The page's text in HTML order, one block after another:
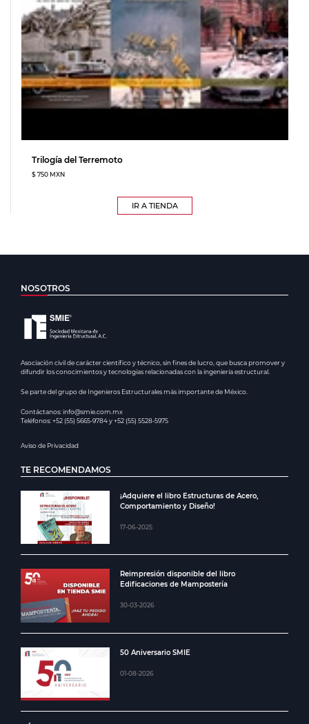
Trilogía del Terremoto
$ 750 MXN
IR A TIENDA
NOSOTROS
Asociación civil de carácter científico y técnico, sin fines de lucro, que busca promover y
difundir los conocimientos y tecnologías relacionadas con la ingeniería estructural.
Se parte del grupo de Ingenieros Estructurales más importante de México.
Contáctanos: info@smie.com.mx
Teléfonos: +52 (55) 5665-9784 y +52 (55) 5528-5975
Aviso de Privacidad
TE RECOMENDAMOS
¡Adquiere el libro Estructuras de Acero,
Comportamiento y Diseño!
17-06-2025
Reimpresión disponible del libro
Edificaciones de Mampostería
30-03-2026
50 Aniversario SMIE
01-08-2026